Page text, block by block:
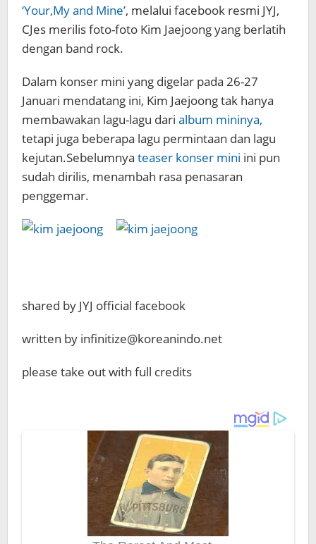
‘Your,My and Mine’, melalui facebook resmi JYJ,
CJes merilis foto-foto Kim Jaejoong yang berlatih
dengan band rock.
Dalam konser mini yang digelar pada 26-27
Januari mendatang ini, Kim Jaejoong tak hanya
membawakan lagu-lagu dari album mininya,
tetapi juga beberapa lagu permintaan dan lagu
kejutan.Sebelumnya teaser konser mini ini pun
sudah dirilis, menambah rasa penasaran
penggemar.
shared by JYJ official facebook
written by infinitize@koreanindo.net
please take out with full credits